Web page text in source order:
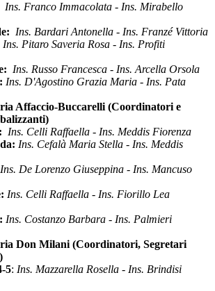
Ins. Franco Immacolata - Ins. Mirabello
Ins. Bardari Antonella - Ins. Franzé Vittoria
Ins. Pitaro Saveria Rosa - Ins. Profiti
Ins. Russo Francesca - Ins. Arcella Orsola
Ins. D'Agostino Grazia Maria - Ins. Pata
Affaccio-Buccarelli (Coordinatori e
Ins. Celli Raffaella - Ins. Meddis Fiorenza
Ins. Cefalà Maria Stella - Ins. Meddis
Ins. De Lorenzo Giuseppina - Ins. Mancuso
Ins. Celli Raffaella - Ins. Fiorillo Lea
Ins. Costanzo Barbara - Ins. Palmieri
Don Milani (Coordinatori, Segretari
5: Ins. Mazzarella Rosella - Ins. Brindisi